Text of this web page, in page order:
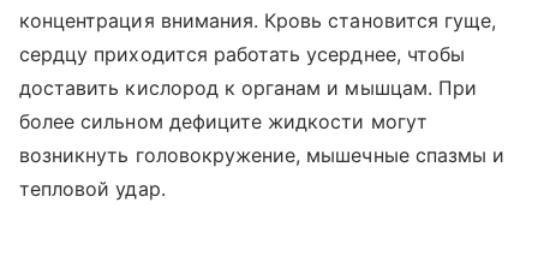
концентрация внимания. Кровь становится гуще,
сердцу приходится работать усерднее, чтобы
доставить кислород к органам и мышцам. При
более сильном дефиците жидкости могут
возникнуть головокружение, мышечные спазмы и
тепловой удар.